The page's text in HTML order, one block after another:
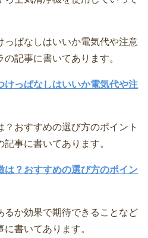
っぱなしはいいか電気代や注意
記事に書いてあります。
けっぱなしはいいか電気代や注
おすすめの選び方のポイント
事に書いてあります。
は？おすすめの選び方のポイン
るか効果で期待できることなど
書いてあります。